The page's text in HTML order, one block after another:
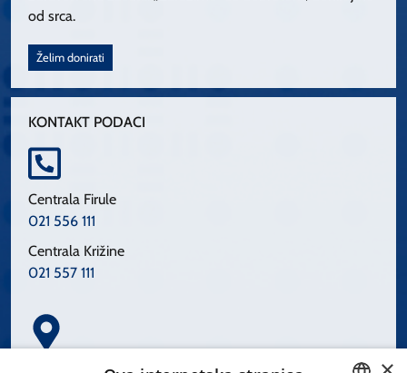
od srca.
Želim donirati
KONTAKT PODACI
Centrala Firule
021 556 111
Centrala Križine
021 557 111
Spinčićeva 1, 21000 Split